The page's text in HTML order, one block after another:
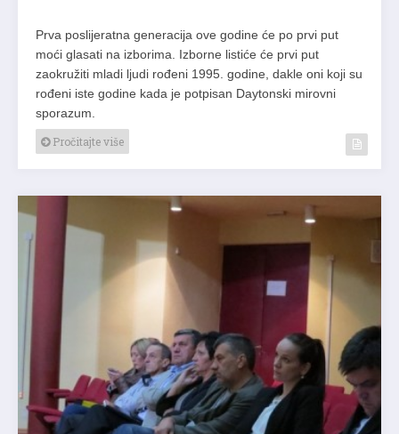
Prva poslijeratna generacija ove godine će po prvi put
moći glasati na izborima. Izborne listiće će prvi put
zaokružiti mladi ljudi rođeni 1995. godine, dakle oni koji su
rođeni iste godine kada je potpisan Daytonski mirovni
sporazum.
Pročitajte više